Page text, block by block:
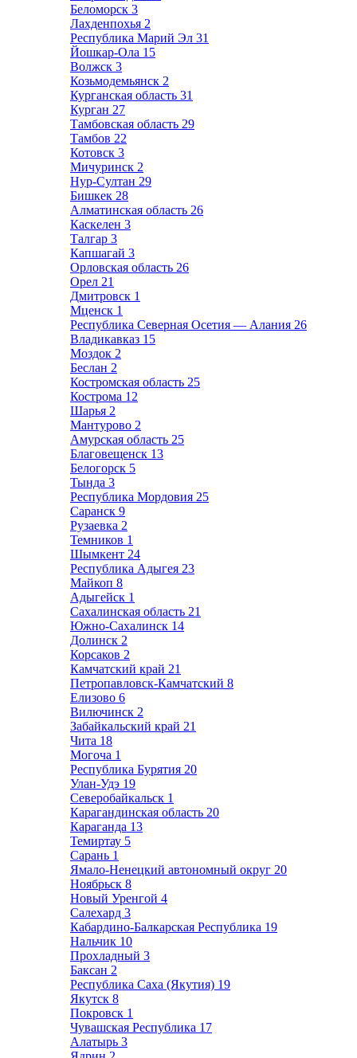
Беломорск 3
Лахденпохья 2
Республика Марий Эл 31
Йошкар-Ола 15
Волжск 3
Козьмодемьянск 2
Курганская область 31
Курган 27
Тамбовская область 29
Тамбов 22
Котовск 3
Мичуринск 2
Нур-Султан 29
Бишкек 28
Алматинская область 26
Каскелен 3
Талгар 3
Капшагай 3
Орловская область 26
Орел 21
Дмитровск 1
Мценск 1
Республика Северная Осетия — Алания 26
Владикавказ 15
Моздок 2
Беслан 2
Костромская область 25
Кострома 12
Шарья 2
Мантурово 2
Амурская область 25
Благовещенск 13
Белогорск 5
Тында 3
Республика Мордовия 25
Саранск 9
Рузаевка 2
Темников 1
Шымкент 24
Республика Адыгея 23
Майкоп 8
Адыгейск 1
Сахалинская область 21
Южно-Сахалинск 14
Долинск 2
Корсаков 2
Камчатский край 21
Петропавловск-Камчатский 8
Елизово 6
Вилючинск 2
Забайкальский край 21
Чита 18
Могоча 1
Республика Бурятия 20
Улан-Удэ 19
Северобайкальск 1
Карагандинская область 20
Караганда 13
Темиртау 5
Сарань 1
Ямало-Ненецкий автономный округ 20
Ноябрьск 8
Новый Уренгой 4
Салехард 3
Кабардино-Балкарская Республика 19
Нальчик 10
Прохладный 3
Баксан 2
Республика Саха (Якутия) 19
Якутск 8
Покровск 1
Чувашская Республика 17
Алатырь 3